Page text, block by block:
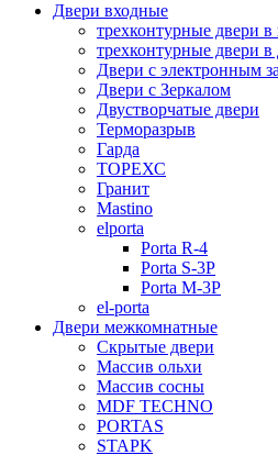
Двери входные
трехконтурные двери в
трехконтурные двери в
Двери с электронным
Двери с Зеркалом
Двустворчатые двери
Терморазрыв
Гарда
ТОРЕХС
Гранит
Mastino
elporta
Porta R-4
Porta S-3Р
Porta M-3P
el-porta
Двери межкомнатные
Скрытые двери
Массив ольхи
Массив сосны
MDF TECHNO
PORTAS
STAPK